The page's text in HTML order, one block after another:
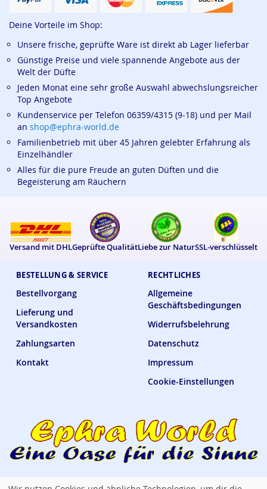
BESTELLUNG & SERVICE
Bestellvorgang
Lieferung und
Versandkosten
Zahlungsarten
Kontakt
RECHTLICHES
Allgemeine
Geschäftsbedingungen
Widerrufsbelehrung
Datenschutz
Impressum
Cookie-Einstellungen
Deine Vorteile im Shop:
Unsere frische, geprüfte Ware ist direkt ab Lager lieferbar
Günstige Preise und viele spannende Angebote aus der
Welt der Düfte
Jeden Monat eine sehr große Auswahl abwechslungsreicher
Top Angebote
Kundenservice per Telefon 06359/4315 (9-18) und per Mail
an shop@ephra-world.de
Familienbetrieb mit über 45 Jahren gelebter Erfahrung als
Einzelhändler
Alles für die pure Freude an guten Düften und die
Begeisterung am Räuchern
Versand mit DHLGeprüfte QualitätLiebe zur NaturSSL-verschlüsselt